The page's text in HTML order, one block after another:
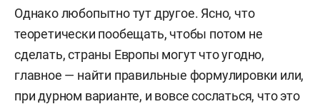
Однако любопытно тут другое. Ясно, что
теоретически пообещать, чтобы потом не
сделать, страны Европы могут что угодно,
главное — найти правильные формулировки или,
при дурном варианте, и вовсе сослаться, что это